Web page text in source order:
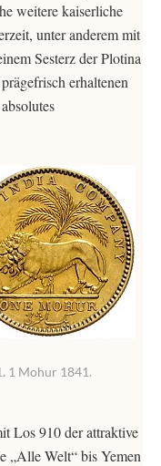
weitere kaiserliche
unter anderem mit
Sesterz der Plotina
erhaltenen
1 Mohur 1841.
Los 910 der attraktive
„Alle Welt“ bis Yemen